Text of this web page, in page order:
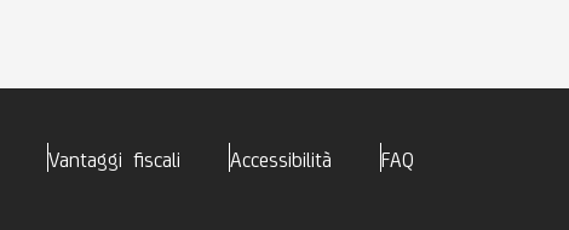
Vantaggi fiscali Accessibilità FAQ